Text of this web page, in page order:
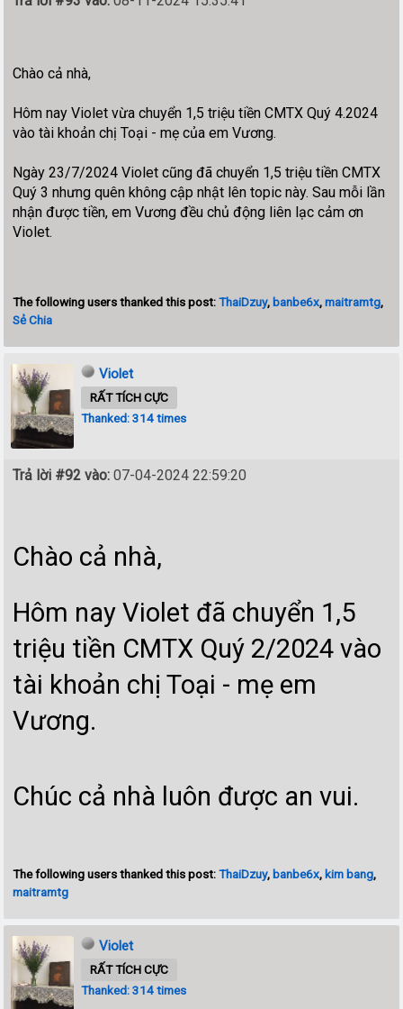
Chào cả nhà,
Hôm nay Violet vừa chuyển 1,5 triệu tiền CMTX Quý 4.2024
vào tài khoản chị Toại - mẹ của em Vương.
Ngày 23/7/2024 Violet cũng đã chuyển 1,5 triệu tiền CMTX
Quý 3 nhưng quên không cập nhật lên topic này. Sau mỗi lần
nhận được tiền, em Vương đều chủ động liên lạc cảm ơn
Violet.
The following users thanked this post:ThaiDzuy, banbe6x,maitramtg,
Sẻ Chia
Violet
RẤT TÍCH CỰC
Thanked: 314 times
Trả lời #92 vào: 07-04-2024 22:59:20
Chào cả nhà,
Hôm nay Violet đã chuyển 1,5
triệu tiền CMTX Quý 2/2024 vào
tài khoản chị Toại - mẹ em
Vương.
Chúc cả nhà luôn được an vui.
The following users thanked this post:ThaiDzuy,banbe6x,kim bang,
maitramtg
Violet
RẤT TÍCH CỰC
Thanked: 314 times